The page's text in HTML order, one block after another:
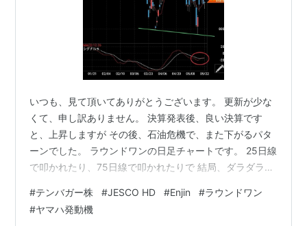
いつも、見て頂いてありがとうございます。 更新が少な
くて、申し訳ありません。 決算発表後、良い決算です
と、上昇しますが その後、石油危機で、また下がるパタ
ーンでした。 ラウンドワンの日足チャートです。 25日線
で叩かれたり、75日線で叩かれたりで 結局、ダラダラと
すが、多分大口のファンドが 銘柄変更で、売りたいんで
しょうね～。 700円台、600円台とナンピン買いでつい
#テンバガー株 #JESCO HD #Enjin #ラウンドワン
#ヤマハ発動機